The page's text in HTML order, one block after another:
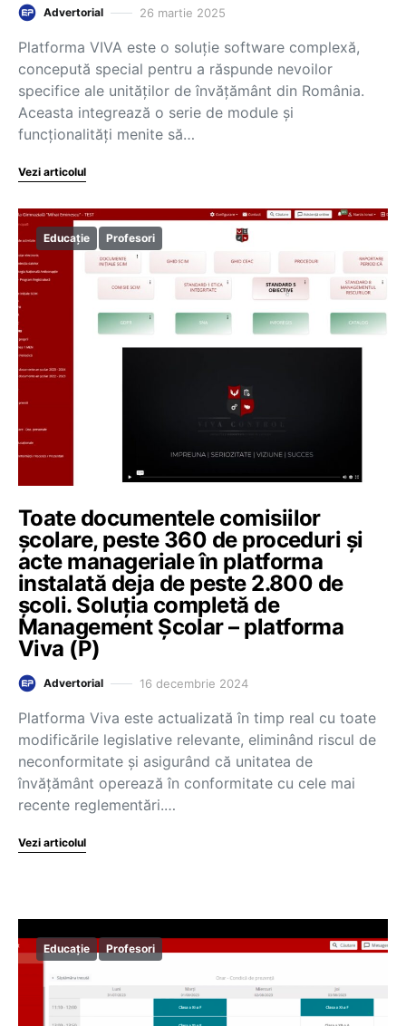
Advertorial 26 martie 2025
Platforma VIVA este o soluție software complexă,
concepută special pentru a răspunde nevoilor
specifice ale unităților de învățământ din România.
Aceasta integrează o serie de module și
funcționalități menite să…
Vezi articolul
Educație Profesori
Toate documentele comisiilor
școlare, peste 360 de proceduri și
acte manageriale în platforma
instalată deja de peste 2.800 de
școli. Soluția completă de
Management Școlar – platforma
Viva (P)
Advertorial 16 decembrie 2024
Platforma Viva este actualizată în timp real cu toate
modificările legislative relevante, eliminând riscul de
neconformitate și asigurând că unitatea de
învățământ operează în conformitate cu cele mai
recente reglementări.…
Vezi articolul
Educație Profesori